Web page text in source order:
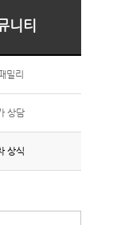
니티
밀리
상담
상식